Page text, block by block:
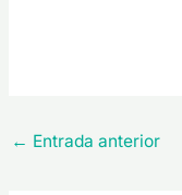
← Entrada anterior